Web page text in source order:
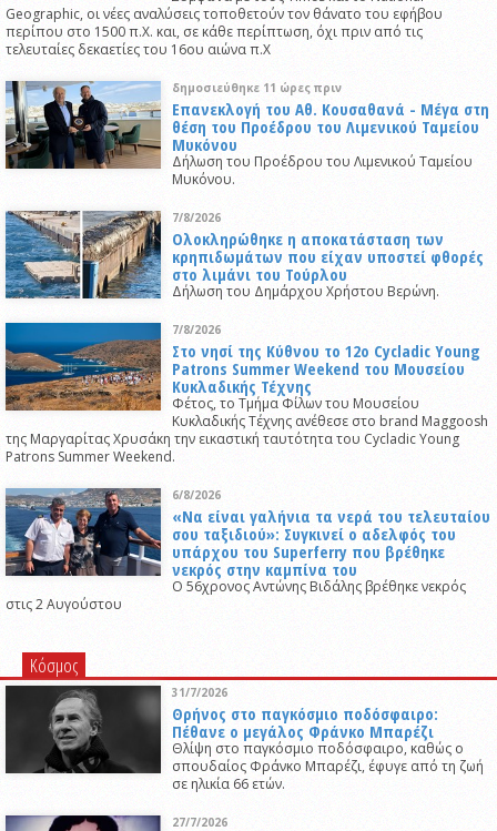
Geographic, οι νέες αναλύσεις τοποθετούν τον θάνατο του εφήβου
περίπου στο 1500 π.Χ. και, σε κάθε περίπτωση, όχι πριν από τις
τελευταίες δεκαετίες του 16ου αιώνα π.Χ
δημοσιεύθηκε 11 ώρες πριν
Επανεκλογή του Αθ. Κουσαθανά - Μέγα στη
θέση του Προέδρου του Λιμενικού Ταμείου
Μυκόνου
Δήλωση του Προέδρου του Λιμενικού Ταμείου
Μυκόνου.
7/8/2026
Oλοκληρώθηκε η αποκατάσταση των
κρηπιδωμάτων που είχαν υποστεί φθορές
στο λιμάνι του Τούρλου
Δήλωση του Δημάρχου Χρήστου Βερώνη.
7/8/2026
Στο νησί της Κύθνου το 12ο Cycladic Young
Patrons Summer Weekend του Μουσείου
Κυκλαδικής Τέχνης
Φέτος, το Τμήμα Φίλων του Μουσείου
Κυκλαδικής Τέχνης ανέθεσε στο brand Maggoosh
της Μαργαρίτας Χρυσάκη την εικαστική ταυτότητα του Cycladic Young
Patrons Summer Weekend.
6/8/2026
«Να είναι γαλήνια τα νερά του τελευταίου
σου ταξιδιού»: Συγκινεί ο αδελφός του
υπάρχου του Superferry που βρέθηκε
νεκρός στην καμπίνα του
Ο 56χρονος Αντώνης Βιδάλης βρέθηκε νεκρός
στις 2 Αυγούστου
Κόσμος
31/7/2026
Θρήνος στο παγκόσμιο ποδόσφαιρο:
Πέθανε ο μεγάλος Φράνκο Μπαρέζι
Θλίψη στο παγκόσμιο ποδόσφαιρο, καθώς ο
σπουδαίος Φράνκο Μπαρέζι, έφυγε από τη ζωή
σε ηλικία 66 ετών.
27/7/2026